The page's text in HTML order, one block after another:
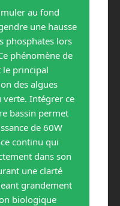
au fond
une hausse
phosphates lors
phénomène de
le principal
des algues
verte. Intégrer ce
bassin permet
de 60W
continu qui
dans son
une clarté
grandement
biologique